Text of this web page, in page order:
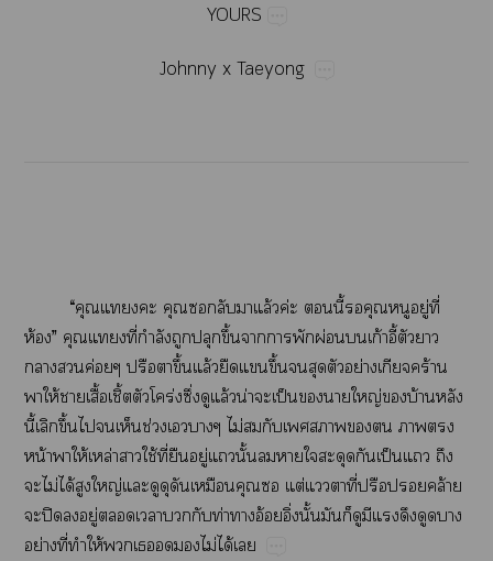
YOURS
Johnny​x​Taeyong
“​​​​​​​ล้​ค่​​ี้​​​​ู่​ี่​
ห้”​​ี่​ำ​​​ึ้​​​​ผ่​​ก้ี้​​​
​​ค่​ป​​ึ้​ล้​​​ึ้​​​​ย่​​ร้​
​ให้​​ื้​ิ้​​ร่​ึ่​​ล้​น่​​ป็​​​ญ่​​บ้​​
ี้​​ึ้​​​​ช่​​​ไม่​​​​​​​​​
น้​​ให้​ล่​​ใช้​ี่​​ู่​​ั้​​​​​​ป็​​​
​ไม่​ได้​​ญ่​​​​​​​​ต่​​​ี่​ป​​ล้​
​ปิ​​ู่​​​​​ท่​​อ้ิ่​ั้​​​​​​​​​
ย่​ี่​​ให้​​​​​ไม่​ได้​